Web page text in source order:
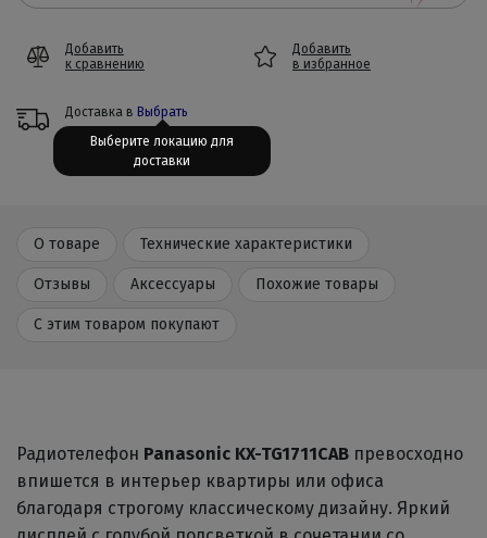
Добавить
к сравнению
Добавить
в избранное
Доставка в Выбрать
О товаре Технические характеристики
Отзывы Аксессуары Похожие товары
С этим товаром покупают
Радиотелефон Panasonic KX-TG1711CAB превосходно
впишется в интерьер квартиры или офиса
благодаря строгому классическому дизайну. Яркий
Выберите локацию для
доставки